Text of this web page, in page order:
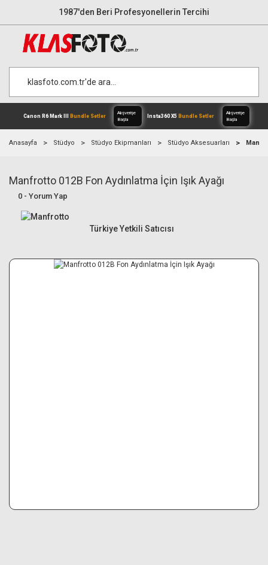
1987'den Beri Profesyonellerin Tercihi
Canon R6 Mark III
Alışverişe
Anasayfa Stüdyo Stüdyo Ekipmanları Stüdyo Aksesuarları
Manfrotto 012B Fon Aydınlatma İçin Işık Ayağı
0 - Yorum Yap
Türkiye Yetkili Satıcısı